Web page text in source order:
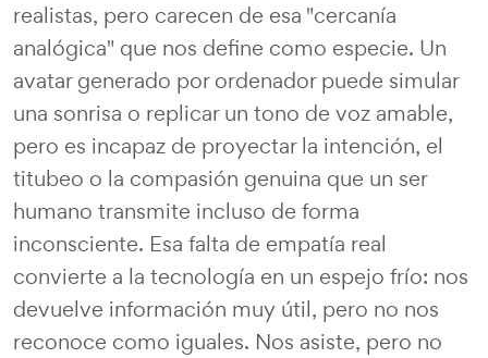
realistas, pero carecen de esa "cercanía
analógica" que nos define como especie. Un
avatar generado por ordenador puede simular
una sonrisa o replicar un tono de voz amable,
pero es incapaz de proyectar la intención, el
titubeo o la compasión genuina que un ser
humano transmite incluso de forma
inconsciente. Esa falta de empatía real
convierte a la tecnología en un espejo frío: nos
devuelve información muy útil, pero no nos
reconoce como iguales. Nos asiste, pero no